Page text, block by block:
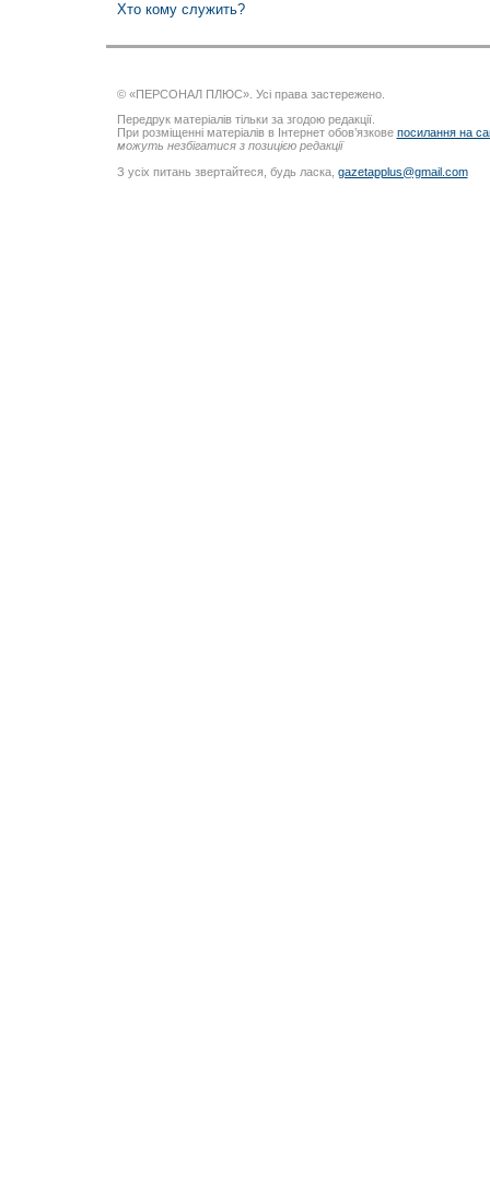
Хто кому служить?
© «ПЕРСОНАЛ ПЛЮС». Усі права застережено.
Передрук матеріалів тільки за згодою редакції.
При розміщенні матеріалів в Інтернет обов’язкове посилання на
можуть незбігатися з позицією редакції
З усіх питань звертайтеся, будь ласка, gazetapplus@gmail.com